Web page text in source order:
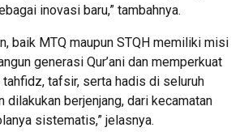
inovasi baru,” tambahnya.
baik MTQ maupun STQH memiliki misi
generasi Qur’ani dan memperkuat
tahfidz, tafsir, serta hadis di seluruh
dilakukan berjenjang, dari kecamatan
sistematis,” jelasnya.